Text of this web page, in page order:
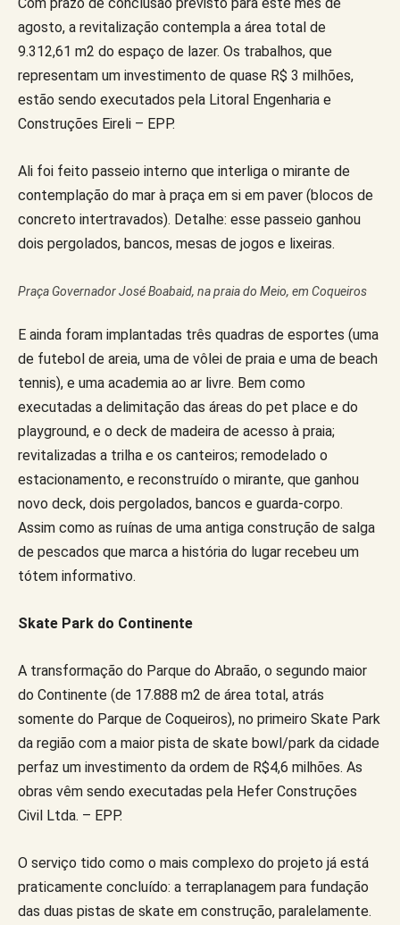
agosto, a revitalização contempla a área total de
9.312,61 m2 do espaço de lazer. Os trabalhos, que
representam um investimento de quase R$ 3 milhões,
estão sendo executados pela Litoral Engenharia e
Construções Eireli – EPP.
Ali foi feito passeio interno que interliga o mirante de
contemplação do mar à praça em si em paver (blocos de
concreto intertravados). Detalhe: esse passeio ganhou
dois pergolados, bancos, mesas de jogos e lixeiras.
Praça Governador José Boabaid, na praia do Meio, em Coqueiros
E ainda foram implantadas três quadras de esportes (uma
de futebol de areia, uma de vôlei de praia e uma de beach
tennis), e uma academia ao ar livre. Bem como
executadas a delimitação das áreas do pet place e do
playground, e o deck de madeira de acesso à praia;
revitalizadas a trilha e os canteiros; remodelado o
estacionamento, e reconstruído o mirante, que ganhou
novo deck, dois pergolados, bancos e guarda-corpo.
Assim como as ruínas de uma antiga construção de salga
de pescados que marca a história do lugar recebeu um
tótem informativo.
Skate Park do Continente
A transformação do Parque do Abraão, o segundo maior
do Continente (de 17.888 m2 de área total, atrás
somente do Parque de Coqueiros), no primeiro Skate Park
da região com a maior pista de skate bowl/park da cidade
perfaz um investimento da ordem de R$4,6 milhões. As
obras vêm sendo executadas pela Hefer Construções
Civil Ltda. – EPP.
O serviço tido como o mais complexo do projeto já está
praticamente concluído: a terraplanagem para fundação
das duas pistas de skate em construção, paralelamente.